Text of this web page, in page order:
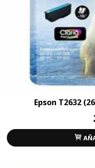
Epson T2632